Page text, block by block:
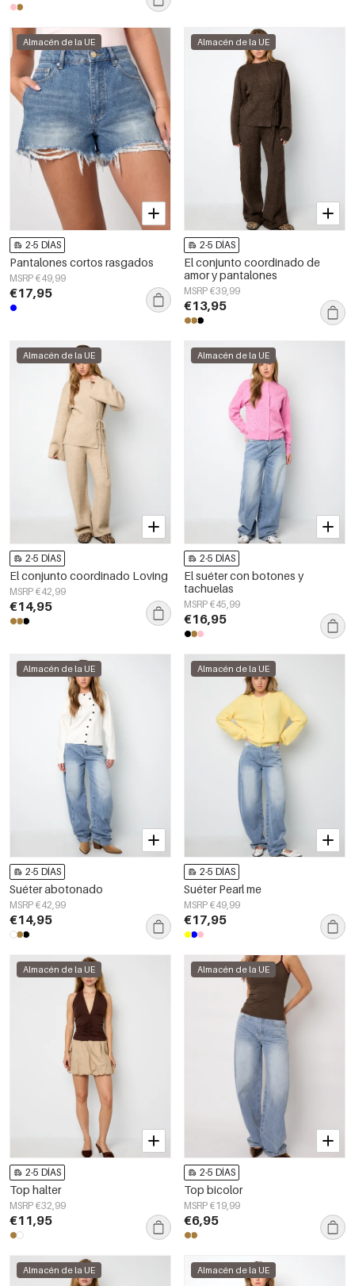
Almacén de la UE
2-5 DÍAS
Pantalones cortos rasgados
MSRP €49,99
€17,95
Almacén de la UE
2-5 DÍAS
El conjunto coordinado de
amor y pantalones
MSRP €39,99
€13,95
Almacén de la UE
2-5 DÍAS
El conjunto coordinado Loving
MSRP €42,99
€14,95
Almacén de la UE
2-5 DÍAS
El suéter con botones y
tachuelas
MSRP €45,99
€16,95
Almacén de la UE
2-5 DÍAS
Suéter abotonado
MSRP €42,99
€14,95
Almacén de la UE
2-5 DÍAS
Suéter Pearl me
MSRP €49,99
€17,95
Almacén de la UE
2-5 DÍAS
Top halter
MSRP €32,99
€11,95
Almacén de la UE
2-5 DÍAS
Top bicolor
MSRP €19,99
€6,95
Almacén de la UE Almacén de la UE